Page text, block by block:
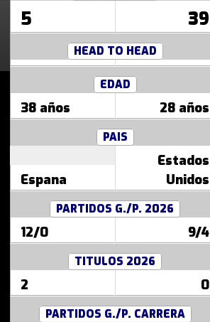
5 39
HEAD TO HEAD
EDAD
38 años 28 años
PAIS
Espana
Estados
Unidos
PARTIDOS G./P. 2026
12/0 9/4
TITULOS 2026
2 0
PARTIDOS G./P. CARRERA